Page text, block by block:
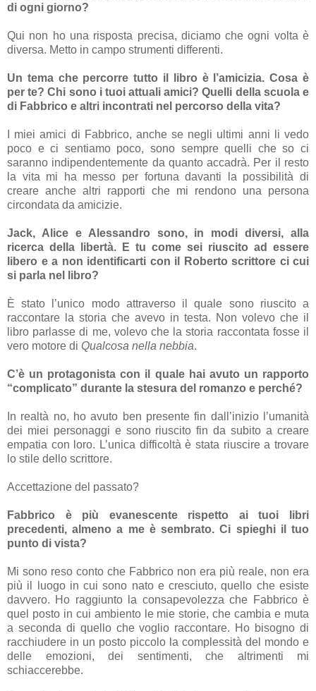
di ogni giorno?
Qui non ho una risposta precisa, diciamo che ogni volta è
diversa. Metto in campo strumenti differenti.
Un tema che percorre tutto il libro è l’amicizia. Cosa è
per te? Chi sono i tuoi attuali amici? Quelli della scuola e
di Fabbrico e altri incontrati nel percorso della vita?
I miei amici di Fabbrico, anche se negli ultimi anni li vedo
poco e ci sentiamo poco, sono sempre quelli che so ci
saranno indipendentemente da quanto accadrà. Per il resto
la vita mi ha messo per fortuna davanti la possibilità di
creare anche altri rapporti che mi rendono una persona
circondata da amicizie.
Jack, Alice e Alessandro sono, in modi diversi, alla
ricerca della libertà. E tu come sei riuscito ad essere
libero e a non identificarti con il Roberto scrittore ci cui
si parla nel libro?
È stato l’unico modo attraverso il quale sono riuscito a
raccontare la storia che avevo in testa. Non volevo che il
libro parlasse di me, volevo che la storia raccontata fosse il
vero motore di Qualcosa nella nebbia.
C’è un protagonista con il quale hai avuto un rapporto
“complicato” durante la stesura del romanzo e perché?
In realtà no, ho avuto ben presente fin dall’inizio l’umanità
dei miei personaggi e sono riuscito fin da subito a creare
empatia con loro. L’unica difficoltà è stata riuscire a trovare
lo stile dello scrittore.
Accettazione del passato?
Fabbrico è più evanescente rispetto ai tuoi libri
precedenti, almeno a me è sembrato. Ci spieghi il tuo
punto di vista?
Mi sono reso conto che Fabbrico non era più reale, non era
più il luogo in cui sono nato e cresciuto, quello che esiste
davvero. Ho raggiunto la consapevolezza che Fabbrico è
quel posto in cui ambiento le mie storie, che cambia e muta
a seconda di quello che voglio raccontare. Ho bisogno di
racchiudere in un posto piccolo la complessità del mondo e
delle emozioni, dei sentimenti, che altrimenti mi
schiaccerebbe.